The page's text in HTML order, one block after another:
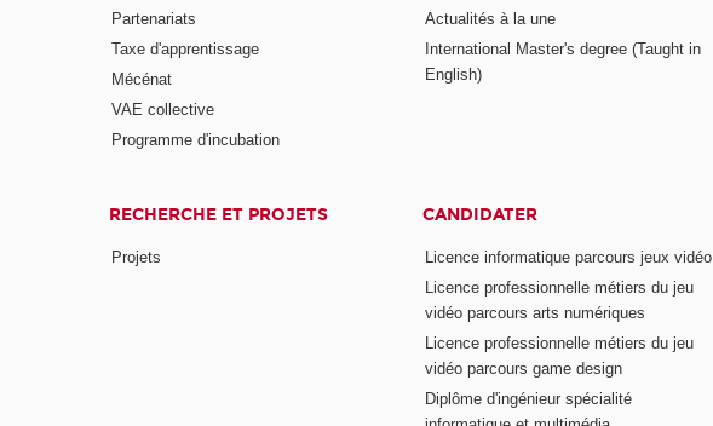
Partenariats
Taxe d'apprentissage
Mécénat
VAE collective
Programme d'incubation
Actualités à la une
International Master's degree (Taught in
English)
RECHERCHE ET PROJETS
Projets
CANDIDATER
Licence informatique parcours jeux vidéo
Licence professionnelle métiers du jeu
vidéo parcours arts numériques
Licence professionnelle métiers du jeu
vidéo parcours game design
Diplôme d'ingénieur spécialité